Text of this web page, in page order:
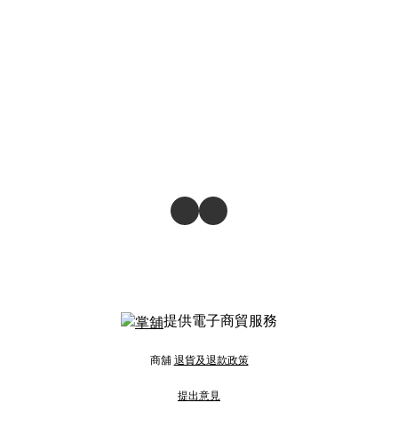
提供電子商貿服務
商舖 退貨及退款政策
提出意見